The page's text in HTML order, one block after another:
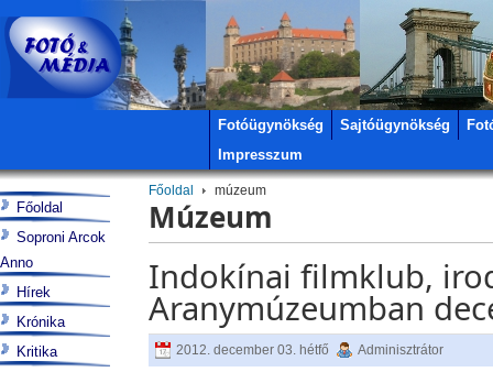
Fotóügynökség Sajtóügynökség
Impresszum
Főoldal múzeum
Múzeum
Indokínai filmklub,
Aranymúzeumban
2012. december 03. hétfő Adminisztrátor
Főoldal
Soproni Arcok
Anno
Hírek
Krónika
Kritika